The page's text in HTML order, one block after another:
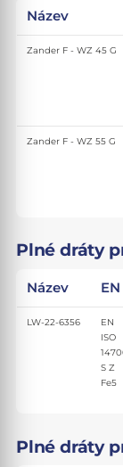
Název
Zander F - WZ 45 G
Zander F - WZ 55 G
Plné dráty
Název EN
LW-22-6356
EN
ISO
S Z
Fe5
Plné dráty